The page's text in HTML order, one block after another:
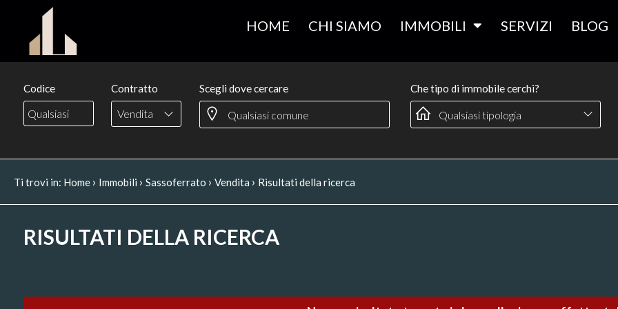
HOME CHI SIAMO IMMOBILI SERVIZI BLOG
Codice Contratto
Vendita
Scegli dove cercare Che tipo di immobile cerchi?
Ti trovi in: Home › Immobili › Sassoferrato › Vendita › Risultati della ricerca
RISULTATI DELLA RICERCA